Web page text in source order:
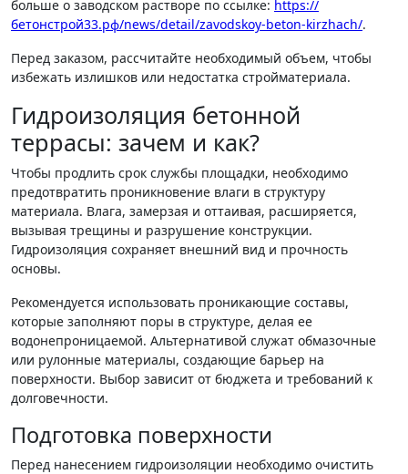
больше о заводском растворе по ссылке: https://
бетонстрой33.рф/news/detail/zavodskoy-beton-kirzhach/.
Перед заказом, рассчитайте необходимый объем, чтобы
избежать излишков или недостатка стройматериала.
Гидроизоляция бетонной
террасы: зачем и как?
Чтобы продлить срок службы площадки, необходимо
предотвратить проникновение влаги в структуру
материала. Влага, замерзая и оттаивая, расширяется,
вызывая трещины и разрушение конструкции.
Гидроизоляция сохраняет внешний вид и прочность
основы.
Рекомендуется использовать проникающие составы,
которые заполняют поры в структуре, делая ее
водонепроницаемой. Альтернативой служат обмазочные
или рулонные материалы, создающие барьер на
поверхности. Выбор зависит от бюджета и требований к
долговечности.
Подготовка поверхности
Перед нанесением гидроизоляции необходимо очистить